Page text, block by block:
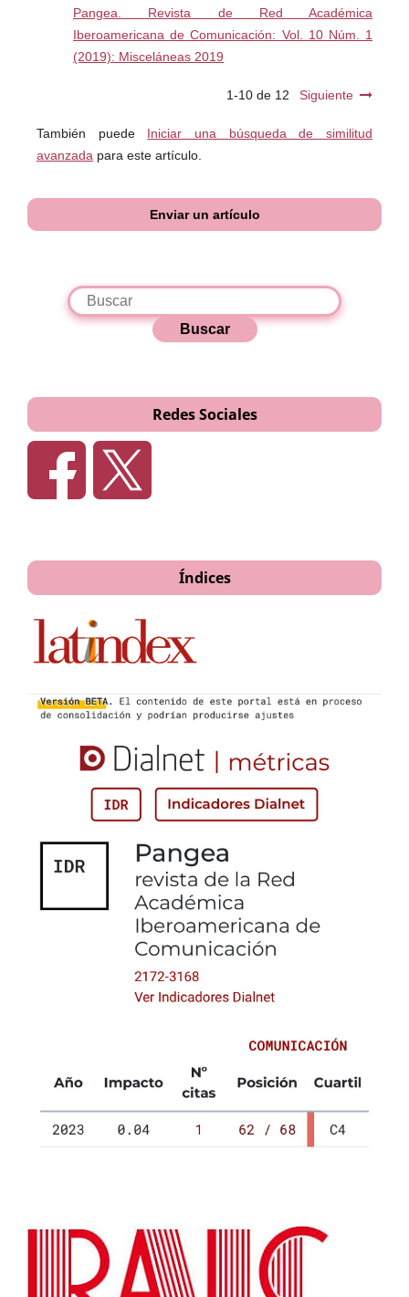
Pangea. Revista de Red Académica
Iberoamericana de Comunicación: Vol. 10 Núm. 1
(2019): Misceláneas 2019
1-10 de 12 Siguiente
También puede Iniciar una búsqueda de similitud
avanzadapara este artículo.
Enviar un artículo
Buscar
Redes Sociales
Índices